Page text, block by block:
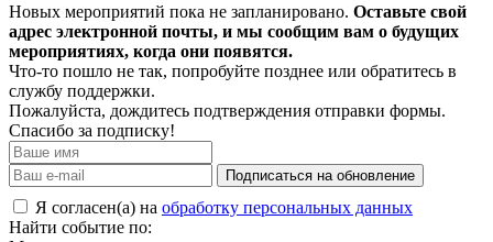
Новых мероприятий пока не запланировано. Оставьте свой
адрес электронной почты, и мы сообщим вам о будущих
мероприятиях, когда они появятся.
Что-то пошло не так, попробуйте позднее или обратитесь в
службу поддержки.
Пожалуйста, дождитесь подтверждения отправки формы.
Спасибо за подписку!
Подписаться на обновление
Я согласен(а) на обработку персональных данных
Найти событие по: